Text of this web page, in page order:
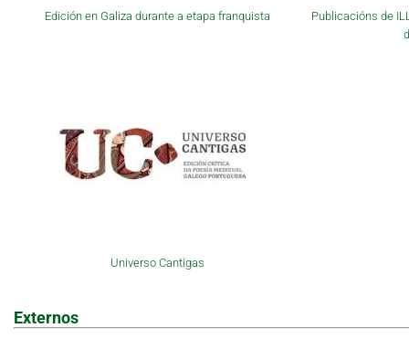
Edición en Galiza durante a etapa franquista
Publicacións de
Universo Cantigas
Externos